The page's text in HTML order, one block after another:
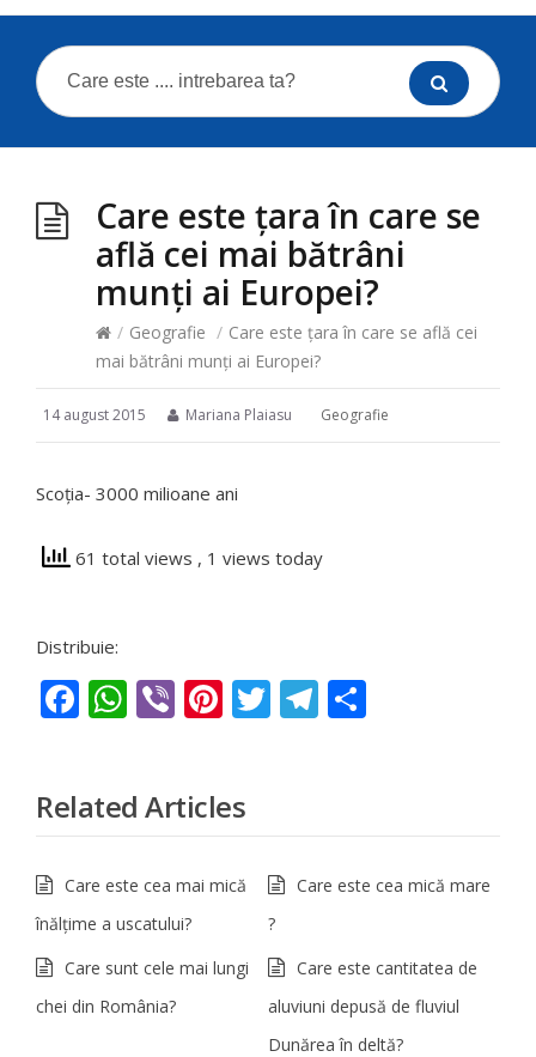
Care este ţara în care se
află cei mai bătrâni
munţi ai Europei?
/ Geografie / Care este ţara în care se află cei
mai bătrâni munţi ai Europei?
14 august 2015 Mariana Plaiasu Geografie
Scoţia- 3000 milioane ani
61 total views , 1 views today
Distribuie:
Facebook
WhatsApp
ViberPinterest
TwitterTelegram
Related Articles
Care este cea mai mică
înălţime a uscatului?
Care este cea mică mare
?
Care sunt cele mai lungi
chei din România?
Care este cantitatea de
aluviuni depusă de fluviul
Dunărea în deltă?